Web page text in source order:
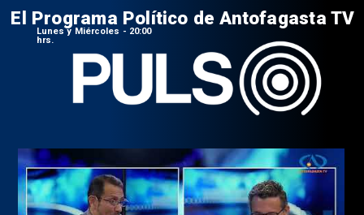
El Programa Político de Antofagasta TV
Lunes y Miércoles - 20:00
hrs.